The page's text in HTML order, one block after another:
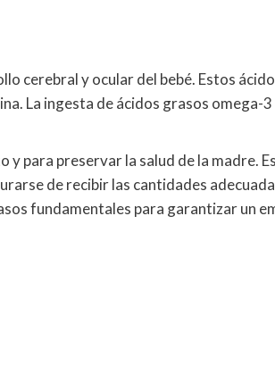
cerebral y ocular del bebé. Estos
La ingesta de ácidos grasos omega-
para preservar la salud de la madre. Es
de recibir las cantidades
fundamentales para garantizar un